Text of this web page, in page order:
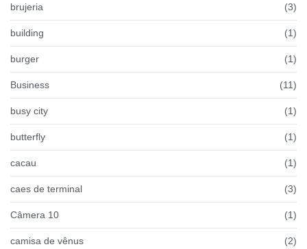
brujeria (3)
building (1)
burger (1)
Business (11)
busy city (1)
butterfly (1)
cacau (1)
caes de terminal (3)
Câmera 10 (1)
camisa de vênus (2)